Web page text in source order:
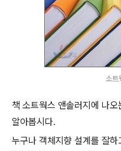
소트
책 소트웍스 앤솔러지에 나
알아봅시다.
누구나 객체지향 설계를 잘